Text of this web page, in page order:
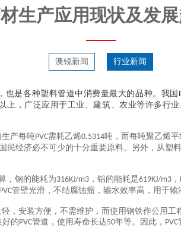
生产应用现状及发展
澳锐新闻 行业新闻
也是各种塑料管道中消费量最大的品种。我国
以上，广泛应用于工业、建筑、农业等许多行业
产每吨PVC需耗乙烯0.5314吨，而每吨聚乙烯
经济必不可少的十分重要原料。另外，从塑料
，钢的能耗为316KJ/m3 ，铝的能耗是619KJ/m3 ，
PVC管壁光滑，不结腐蚀瘤，输水效率高，用于输
，安装方便，不需维护，而使用钢铁作公用
好的PVC管道，使用寿命长达50年等。因此， PVC